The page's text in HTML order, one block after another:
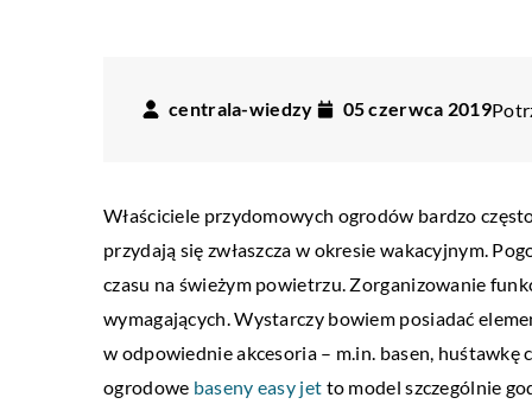
centrala-wiedzy 05 czerwca 2019
Właściciele przydomowych ogrodów bardzo
przydają się zwłaszcza w okresie wakacyjnym.
czasu na świeżym powietrzu. Zorganizowanie
wymagających. Wystarczy bowiem posiadać
w odpowiednie akcesoria – m.in. basen, huśtawkę
ogrodowe baseny easy jet to model szczególnie